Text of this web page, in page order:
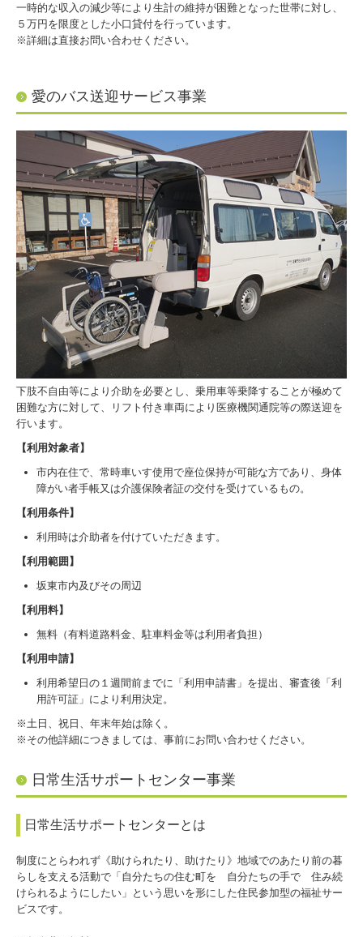
活動報告
共同募金委員会
イベント・講座情報
個人情報の取扱いについて
一時的な収入の減少等により生計の維持が困難となった世帯に対し、
５万円を限度とした小口貸付を行っています。
※詳細は直接お問い合わせください。
愛のバス送迎サービス事業
下肢不自由等により介助を必要とし、乗用車等乗降することが極めて
困難な方に対して、リフト付き車両により医療機関通院等の際送迎を
行います。
【利用対象者】
市内在住で、常時車いす使用で座位保持が可能な方であり、身体
障がい者手帳又は介護保険者証の交付を受けているもの。
【利用条件】
利用時は介助者を付けていただきます。
【利用範囲】
坂東市内及びその周辺
【利用料】
無料（有料道路料金、駐車料金等は利用者負担）
【利用申請】
利用希望日の１週間前までに「利用申請書」を提出、審査後「利
用許可証」により利用決定。
※土日、祝日、年末年始は除く。
※その他詳細につきましては、事前にお問い合わせください。
日常生活サポートセンター事業
日常生活サポートセンターとは
制度にとらわれず《助けられたり、助けたり》地域でのあたり前の暮
らしを支える活動で「自分たちの住む町を 自分たちの手で 住み続
けられるようにしたい」という思いを形にした住民参加型の福祉サー
ビスです。